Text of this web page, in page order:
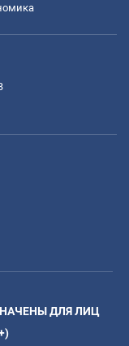
ДЛЯ ЛИЦ